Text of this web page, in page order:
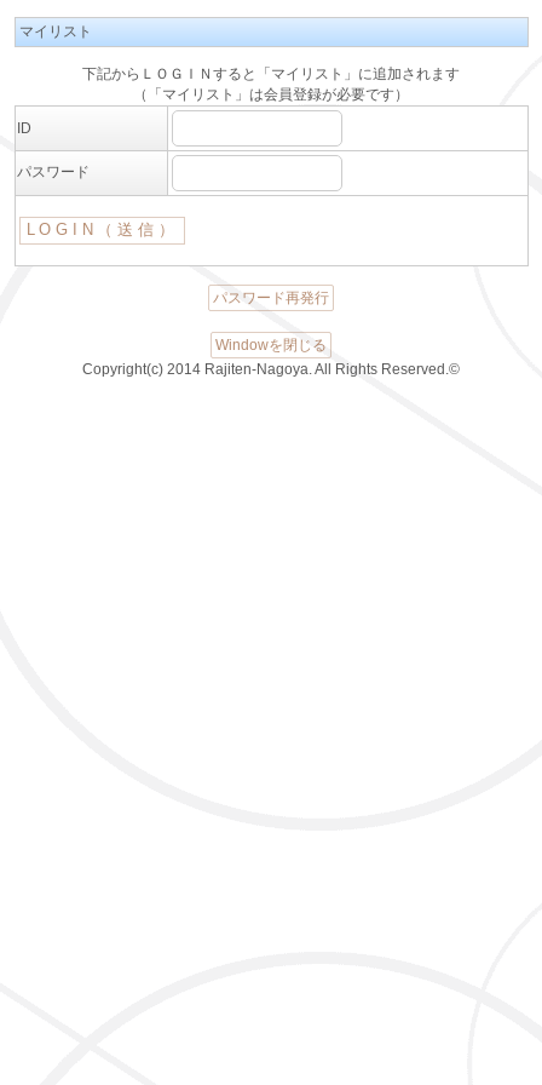
マイリスト
下記からＬＯＧＩＮすると「マイリスト」に追加されます
（「マイリスト」は会員登録が必要です）
ID
パスワード
パスワード再発行
Windowを閉じる
Copyright(c) 2014 Rajiten-Nagoya. All Rights Reserved.©